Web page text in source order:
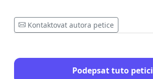
Kontaktovat autora petice
Podepsat tuto petici